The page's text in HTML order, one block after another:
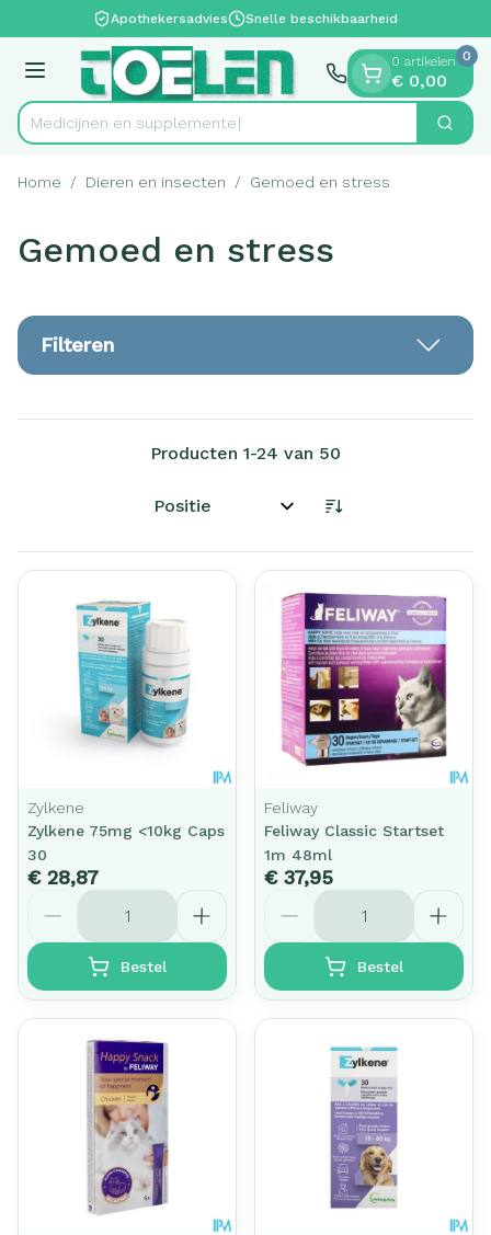
Ga naar de inhoudApothekersadvies Snelle beschikbaarheid
Menu
Product, merk, categorie...
Med Zoek
0 artikelen
€ 0,00
0
Home / Dieren en insecten / Gemoed en stress
Gemoed en stress
Filteren
Producten 1-24 van 50
Sorteer op:
Zylkene
Zylkene 75mg <10kg Caps
30
€ 28,87
Aantal
Bestel
Feliway
Feliway Classic Startset
1m 48ml
€ 37,95
Aantal
Bestel